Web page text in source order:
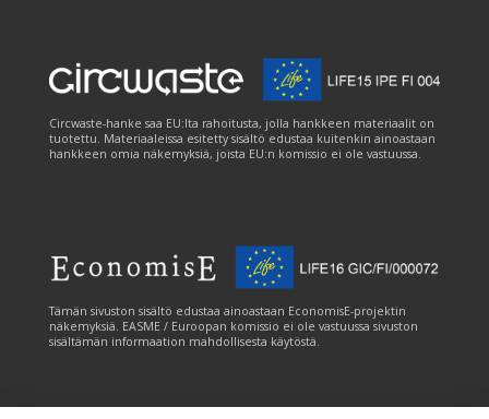
Circwaste-hanke saa EU:lta rahoitusta, jolla hankkeen materiaalit on
tuotettu. Materiaaleissa esitetty sisältö edustaa kuitenkin ainoastaan
hankkeen omia näkemyksiä, joista EU:n komissio ei ole vastuussa.
Tämän sivuston sisältö edustaa ainoastaan EconomisE-projektin
näkemyksiä. EASME / Euroopan komissio ei ole vastuussa sivuston
sisältämän informaation mahdollisesta käytöstä.